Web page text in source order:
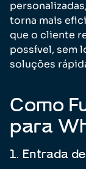
torna mais
que o cliente
possível, sem
soluções
Como
para
1. Entrada